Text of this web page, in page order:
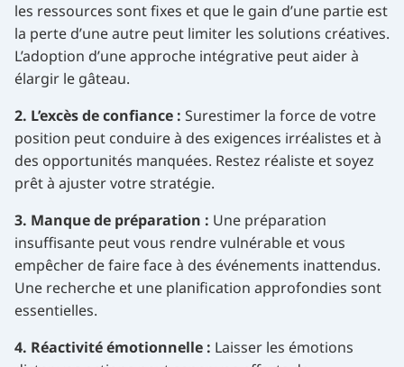
les ressources sont fixes et que le gain d’une partie est
la perte d’une autre peut limiter les solutions créatives.
L’adoption d’une approche intégrative peut aider à
élargir le gâteau.
2. L’excès de confiance : Surestimer la force de votre
position peut conduire à des exigences irréalistes et à
des opportunités manquées. Restez réaliste et soyez
prêt à ajuster votre stratégie.
3. Manque de préparation : Une préparation
insuffisante peut vous rendre vulnérable et vous
empêcher de faire face à des événements inattendus.
Une recherche et une planification approfondies sont
essentielles.
4. Réactivité émotionnelle : Laisser les émotions